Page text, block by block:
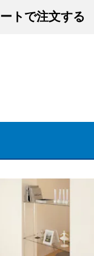
トで注文する